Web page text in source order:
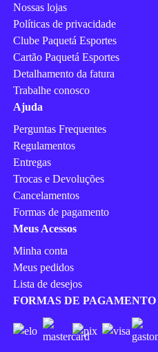
Nossas lojas
Políticas de privacidade
Clube Paquetá Esportes
Cartão Paquetá Esportes
Detalhamento da fatura
Trabalhe conosco
Ajuda
Perguntas Frequentes
Regulamentos
Entregas
Trocas e Devoluções
Cancelamentos
Formas de pagamento
Meus Acessos
Minha conta
Meus pedidos
Lista de desejos
FORMAS DE PAGAMENTO